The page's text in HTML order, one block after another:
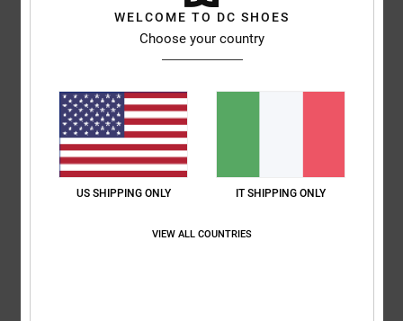
2 recensioni verificatedal novembre 2025
Comfort
5.0
Taglia
Materiale
5.0
WELCOME TO DC SHOES
Choose your country
US SHIPPING ONLY IT SHIPPING ONLY
VIEW ALL COUNTRIES